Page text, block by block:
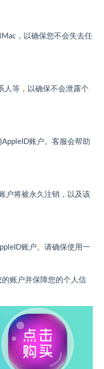
，以确保您不会失去任
人等，以确保不会泄露个
账户。客服会帮助
户将被永久注销，以及该
账户。请确保使用一
账户并保障您的个人信